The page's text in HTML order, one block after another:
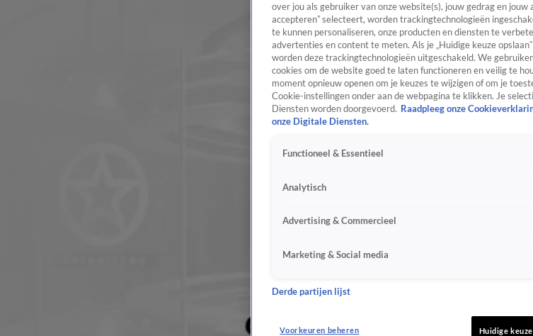
over jou als gebruiker van onze website(s), jouw gedrag en jouw
accepteren” selecteert, worden trackingtechnologieën
te kunnen personaliseren, onze producten en diensten te
advertenties en content te meten. Als je „Huidige keuze
worden deze trackingtechnologieën uitgeschakeld. We
cookies om de website goed te laten functioneren en veilig te
moment opnieuw openen om je keuzes te wijzigen of om je
Cookie-instellingen onder aan de webpagina te klikken. Je
Diensten worden doorgevoerd. Raadpleeg onze
onze Digitale Diensten.
Functioneel & Essentieel
Analytisch
Advertising & Commercieel
Marketing & Social media
Derde partijen lijst
Voorkeuren beheren Huidige